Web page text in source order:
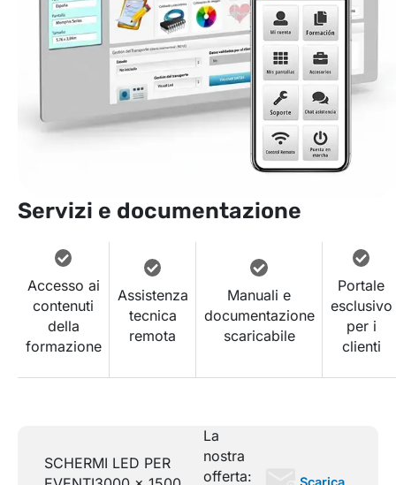
Servizi e documentazione
Accesso ai
contenuti
della
formazione
Assistenza
tecnica
remota
Manuali e
documentazione
scaricabile
Portale
esclusivo
per i
clienti
SCHERMI LED PER
La
nostra
offerta: